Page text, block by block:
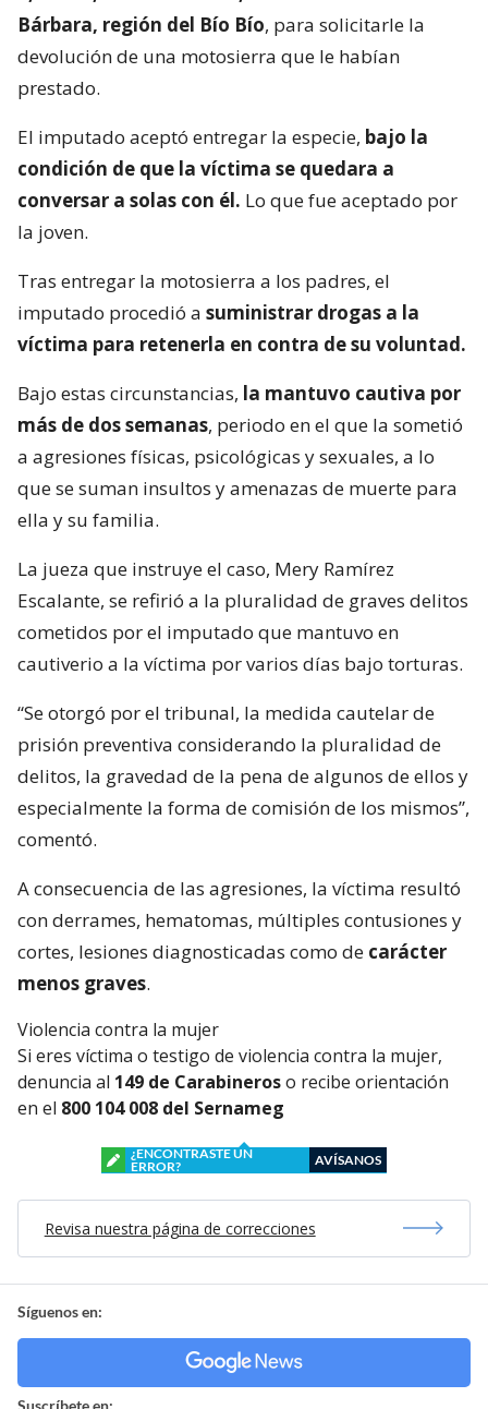
Bárbara, región del Bío Bío, para solicitarle la
devolución de una motosierra que le habían
prestado.
El imputado aceptó entregar la especie, bajo la
condición de que la víctima se quedara a
conversar a solas con él. Lo que fue aceptado por
la joven.
Tras entregar la motosierra a los padres, el
imputado procedió a suministrar drogas a la
víctima para retenerla en contra de su voluntad.
Bajo estas circunstancias, la mantuvo cautiva por
más de dos semanas, periodo en el que la sometió
a agresiones físicas, psicológicas y sexuales, a lo
que se suman insultos y amenazas de muerte para
ella y su familia.
La jueza que instruye el caso, Mery Ramírez
Escalante, se refirió a la pluralidad de graves delitos
cometidos por el imputado que mantuvo en
cautiverio a la víctima por varios días bajo torturas.
“Se otorgó por el tribunal, la medida cautelar de
prisión preventiva considerando la pluralidad de
delitos, la gravedad de la pena de algunos de ellos y
especialmente la forma de comisión de los mismos”,
comentó.
A consecuencia de las agresiones, la víctima resultó
con derrames, hematomas, múltiples contusiones y
cortes, lesiones diagnosticadas como de carácter
menos graves.
Violencia contra la mujer
Si eres víctima o testigo de violencia contra la mujer,
denuncia al 149 de Carabineroso recibe orientación
en el 800 104 008 del Sernameg
¿ENCONTRASTE UN
ERROR?
AVÍSANOS
Revisa nuestra página de correcciones
Síguenos en:
Suscríbete en: